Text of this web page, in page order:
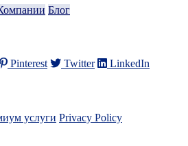
Блог
Pinterest Twitter LinkedIn
услуги Privacy Policy